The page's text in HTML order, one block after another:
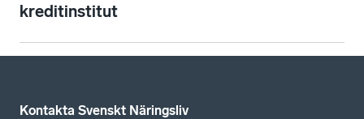
kreditinstitut
Kontakta Svenskt Näringsliv